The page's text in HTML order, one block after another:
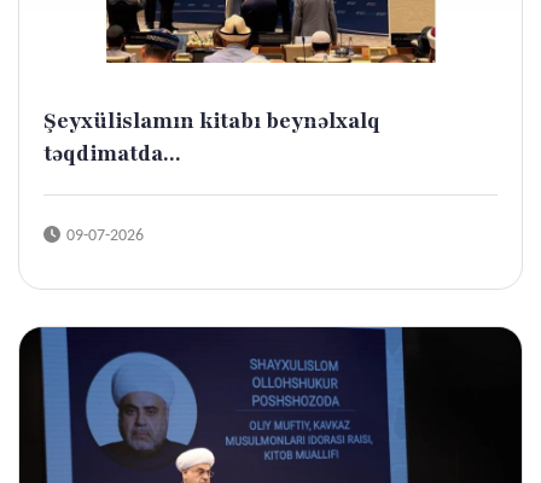
Şeyxülislamın kitabı beynəlxalq
təqdimatda...
09-07-2026